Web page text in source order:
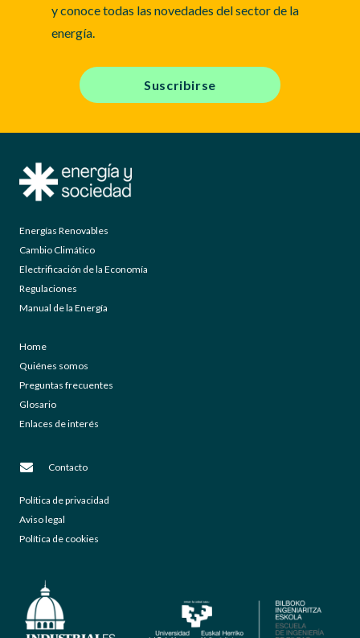
y conoce todas las novedades del sector de la
energía.
Suscribirse
Energías Renovables
Cambio Climático
Electrificación de la Economía
Regulaciones
Manual de la Energía
Home
Quiénes somos
Preguntas frecuentes
Glosario
Enlaces de interés
Contacto
Política de privacidad
Aviso legal
Política de cookies